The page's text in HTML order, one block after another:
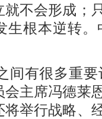
就不会形成；
生根本逆转
间有很多重
会主席冯德莱
将举行战略、